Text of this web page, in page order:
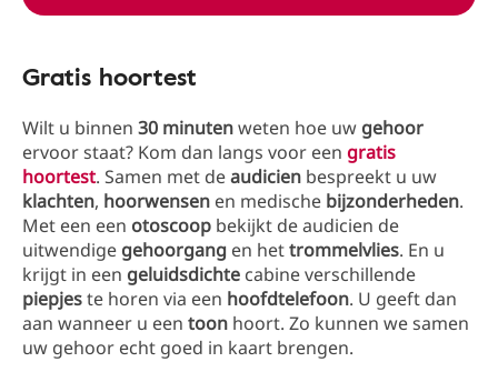
Gratis hoortest
Wilt u binnen 30 minutenweten hoe uw gehoor
ervoor staat? Kom dan langs voor een gratis
hoortest. Samen met deaudicien bespreekt u uw
klachten, hoorwensen en medische bijzonderheden.
Met een een otoscoop bekijkt de audicien de
uitwendige gehoorgang en hettrommelvlies. En u
krijgt in een geluidsdichte cabine verschillende
piepjeste horen via een hoofdtelefoon. U geeft dan
aan wanneer u een toon hoort. Zo kunnen we samen
uw gehoor echt goed in kaart brengen.